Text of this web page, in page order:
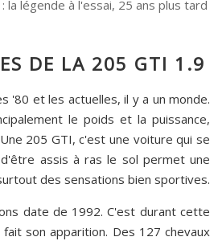
DE LA 205 GTI 1.9
'80 et les actuelles, il y a un monde.
le poids et la puissance,
205 GTI, c'est une voiture qui se
assis à ras le sol permet une
des sensations bien sportives.
date de 1992. C'est durant cette
son apparition. Des 127 chevaux